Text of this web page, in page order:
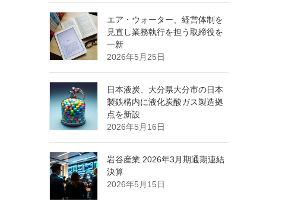
エア・ウォーター、経営体制を
見直し業務執行を担う取締役を
一新
2026年5月25日
日本液炭、大分県大分市の日本
製鉄構内に液化炭酸ガス製造拠
点を新設
2026年5月16日
岩谷産業 2026年3月期通期連結
決算
2026年5月15日